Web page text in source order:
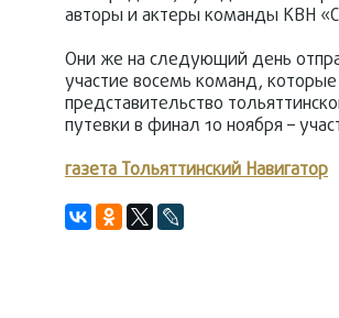
авторы и актеры команды КВН
Они же на следующий день
участие восемь команд,
представительство
путевки в финал 10 ноября –
газета Тольяттинский Навигатор